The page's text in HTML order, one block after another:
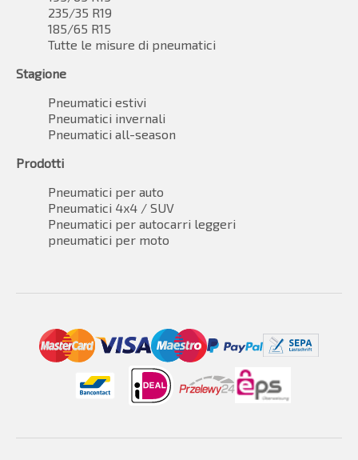
235/35 R19
185/65 R15
Tutte le misure di pneumatici
Stagione
Pneumatici estivi
Pneumatici invernali
Pneumatici all-season
Prodotti
Pneumatici per auto
Pneumatici 4x4 / SUV
Pneumatici per autocarri leggeri
pneumatici per moto